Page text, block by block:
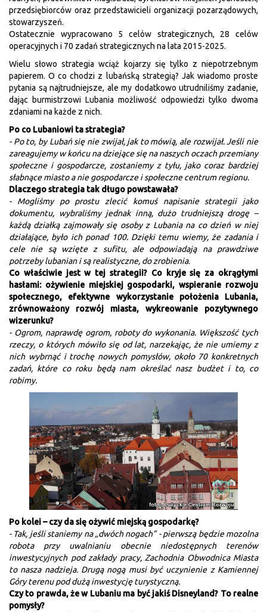
przedsiębiorców oraz przedstawicieli organizacji pozarządowych,
stowarzyszeń.
Ostatecznie wypracowano 5 celów strategicznych, 28 celów
operacyjnych i 70 zadań strategicznych na lata 2015-2025.
Wielu słowo strategia wciąż kojarzy się tylko z niepotrzebnym
papierem. O co chodzi z lubańską strategią? Jak wiadomo proste
pytania są najtrudniejsze, ale my dodatkowo utrudniliśmy zadanie,
dając burmistrzowi Lubania możliwość odpowiedzi tylko dwoma
zdaniami na każde z nich.
Po co Lubaniowi ta strategia?
- Po to, by Lubań się nie zwijał, jak to mówią, ale rozwijał. Jeśli nie
zareagujemy w końcu na dziejące się na naszych oczach przemiany
społeczne i gospodarcze, zostaniemy z tyłu, jako coraz bardziej
słabnące miasto a nie gospodarcze i społeczne centrum regionu.
Dlaczego strategia tak długo powstawała?
- Mogliśmy po prostu zlecić komuś napisanie strategii jako
dokumentu, wybraliśmy jednak inną, dużo trudniejszą drogę –
każdą działką zajmowały się osoby z Lubania na co dzień w niej
działające, było ich ponad 100. Dzięki temu wiemy, że zadania i
cele nie są wzięte z sufitu, ale odpowiadają na prawdziwe
potrzeby lubanian i są realistyczne, do zrobienia.
Co właściwie jest w tej strategii? Co kryje się za okrągłymi
hasłami: ożywienie miejskiej gospodarki, wspieranie rozwoju
społecznego, efektywne wykorzystanie położenia Lubania,
zrównoważony rozwój miasta, wykreowanie pozytywnego
wizerunku?
- Ogrom, naprawdę ogrom, roboty do wykonania. Większość tych
rzeczy, o których mówiło się od lat, narzekając, że nie umiemy z
nich wybrnąć i trochę nowych pomysłów, około 70 konkretnych
zadań, które co roku będą nam określać nasz budżet i to, co
robimy.
Po kolei – czy da się ożywić miejską gospodarkę?
- Tak, jeśli staniemy na „dwóch nogach” - pierwszą będzie mozolna
robota przy uwalnianiu obecnie niedostępnych terenów
inwestycyjnych pod zakłady pracy, Zachodnia Obwodnica Miasta
to nasza nadzieja. Drugą nogą musi być uczynienie z Kamiennej
Góry terenu pod dużą inwestycję turystyczną.
Czy to prawda, że w Lubaniu ma być jakiś Disneyland? To realne
pomysły?